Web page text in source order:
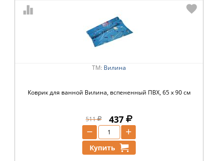
ТМ: Вилина
Коврик для ванной Вилина, вспененный ПВХ, 65 x 90 см
511 437
+
−
Купить